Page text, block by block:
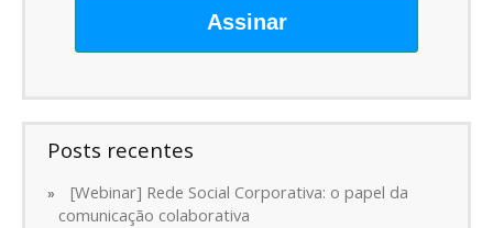
Assinar
Posts recentes
[Webinar] Rede Social Corporativa: o papel da
comunicação colaborativa